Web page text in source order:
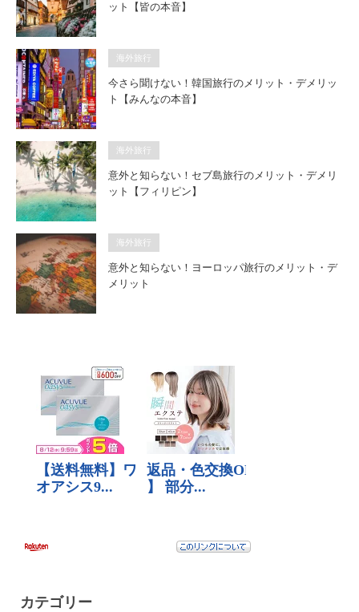
ット【皆の本音】
海外旅行
今さら聞けない！韓国旅行のメリット・デメリッ
ト【みんなの本音】
海外旅行
意外と知らない！セブ島旅行のメリット・デメリ
ット【フィリピン】
海外旅行
意外と知らない！ヨーロッパ旅行のメリット・デ
メリット
カテゴリー